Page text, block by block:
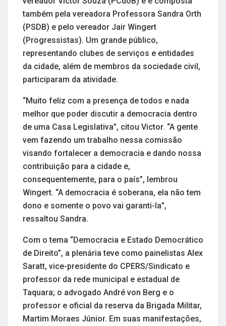
também pela vereadora Professora Sandra Orth
(PSDB) e pelo vereador Jair Wingert
(Progressistas). Um grande público,
representando clubes de serviços e entidades
da cidade, além de membros da sociedade civil,
participaram da atividade.
“Muito feliz com a presença de todos e nada
melhor que poder discutir a democracia dentro
de uma Casa Legislativa”, citou Victor. “A gente
vem fazendo um trabalho nessa comissão
visando fortalecer a democracia e dando nossa
contribuição para a cidade e,
consequentemente, para o país”, lembrou
Wingert. “A democracia é soberana, ela não tem
dono e somente o povo vai garanti-la”,
ressaltou Sandra.
Com o tema “Democracia e Estado Democrático
de Direito”, a plenária teve como painelistas Alex
Saratt, vice-presidente do CPERS/Sindicato e
professor da rede municipal e estadual de
Taquara; o advogado André von Berg e o
professor e oficial da reserva da Brigada Militar,
Martim Moraes Júnior. Em suas manifestações,